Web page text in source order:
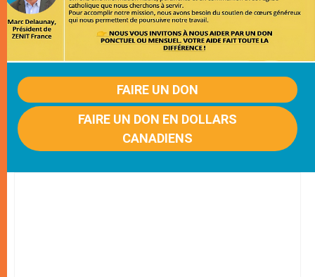
FAIRE UN DON
FAIRE UN DON EN DOLLARS
CANADIENS